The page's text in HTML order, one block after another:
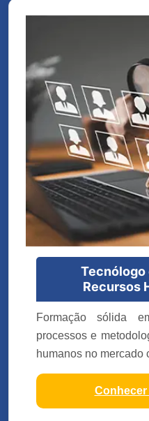
Tecnólogo
Recursos
Formação sólida
processos e
humanos no mercado
Conhecer